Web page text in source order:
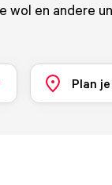
en andere
Plan